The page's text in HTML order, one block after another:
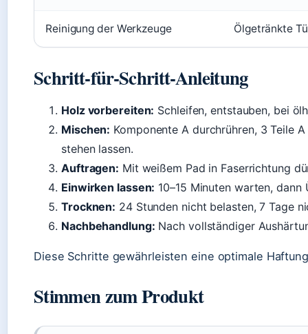
Reinigung der Werkzeuge Ölgetränkte
Schritt-für-Schritt-Anleitung
Holz vorbereiten: Schleifen, entstauben, bei
Mischen: Komponente A durchrühren, 3 Teile
stehen lassen.
Auftragen: Mit weißem Pad in Faserrichtung
Einwirken lassen: 10–15 Minuten warten,
Trocknen: 24 Stunden nicht belasten, 7 Tage
Nachbehandlung: Nach vollständiger
Diese Schritte gewährleisten eine optimale
Stimmen zum Produkt